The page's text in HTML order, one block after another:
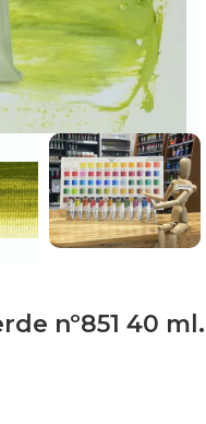
nº851 40 ml.